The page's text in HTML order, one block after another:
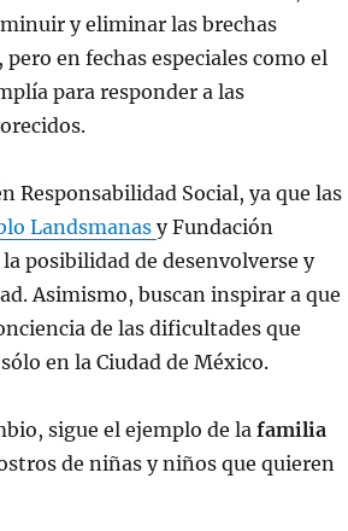
y eliminar las brechas
en fechas especiales como el
para responder a las
Responsabilidad Social, ya que las
Landsmanas y Fundación
posibilidad de desenvolverse y
Asimismo, buscan inspirar a que
de las dificultades que
en la Ciudad de México.
sigue el ejemplo de la familia
de niñas y niños que quieren